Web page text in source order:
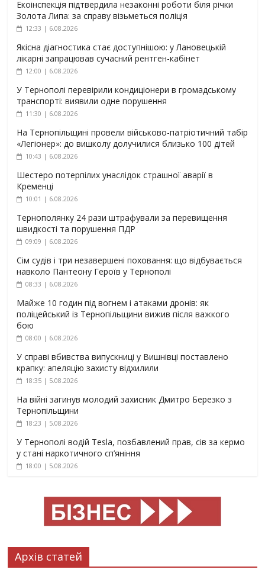
Екоінспекція підтвердила незаконні роботи біля річки
Золота Липа: за справу візьметься поліція
12:33 | 6.08.2026
Якісна діагностика стає доступнішою: у Лановецькій
лікарні запрацював сучасний рентген-кабінет
12:00 | 6.08.2026
У Тернополі перевірили кондиціонери в громадському
транспорті: виявили одне порушення
11:30 | 6.08.2026
На Тернопільщині провели військово-патріотичний табір
«Легіонер»: до вишколу долучилися близько 100 дітей
10:43 | 6.08.2026
Шестеро потерпілих унаслідок страшної аварії в
Кременці
10:01 | 6.08.2026
Тернополянку 24 рази штрафували за перевищення
швидкості та порушення ПДР
09:09 | 6.08.2026
Сім судів і три незавершені поховання: що відбувається
навколо Пантеону Героїв у Тернополі
08:33 | 6.08.2026
Майже 10 годин під вогнем і атаками дронів: як
поліцейський із Тернопільщини вижив після важкого
бою
08:00 | 6.08.2026
У справі вбивства випускниці у Вишнівці поставлено
крапку: апеляцію захисту відхилили
18:35 | 5.08.2026
На війні загинув молодий захисник Дмитро Березко з
Тернопільщини
18:23 | 5.08.2026
У Тернополі водій Tesla, позбавлений прав, сів за кермо
у стані наркотичного сп’яніння
18:00 | 5.08.2026
Архів статей